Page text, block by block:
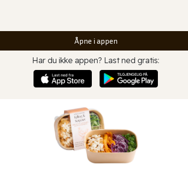
Åpne i appen
Har du ikke appen? Last ned gratis: